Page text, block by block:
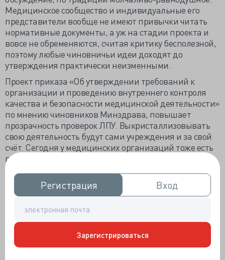
Регистрация
Регистрация Вход
Вход
Зарегистрироваться
Медицинское сообщество и индивидуальные его
представители вообще не имеют привычки читать
нормативные документы, а уж на стадии проекта и
вовсе не обременяются, считая критику бесполезной,
поэтому любые чиновничьи идеи доходят до
утверждения практически неизменными.
Проект приказа «Об утверждении требований к
организации и проведению внутреннего контроля
качества и безопасности медицинской деятельности»
по мнению чиновников Минздрава, повышает
прозрачность проверок ЛПУ. Выкристаллизовывать
свою деятельность будут сами учреждения и за свой
счёт. Сегодня у медицинских организаций тоже есть
право на самоконтроль, но нет желания устраивать
производственный «стриптиз» на потребу
обывателям и чиновникам всех мастей.
Приказное нововведение предлагает стандартные
оценочные критерии, совокупно гарантирующие
более 81% - безопасный, 71–80% – условно
безопасный, 51–70% – небезопасный, 50% и менее –
критически небезопасный. Для хорошего процента